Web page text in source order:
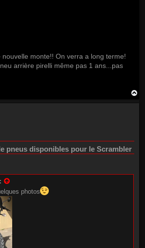
monte!! On verra a long terme!
arrière pirelli même pas 1 ans...pas
pneus disponibles pour le Scrambler
photos